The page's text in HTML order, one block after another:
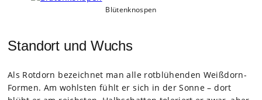
Blü­ten­knos­pen
Standort und Wuchs
Als Rot­dorn bezeich­net man alle rot­blü­hen­den Weiß­dorn-
For­men. Am wohls­ten fühlt er sich in der Sonne – dort